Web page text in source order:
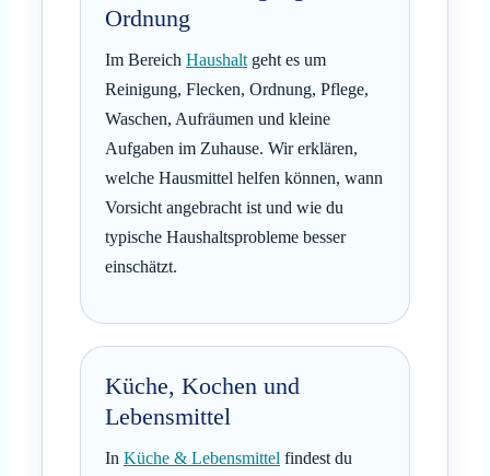
Ordnung
Im Bereich Haushalt geht es um
Reinigung, Flecken, Ordnung, Pflege,
Waschen, Aufräumen und kleine
Aufgaben im Zuhause. Wir erklären,
welche Hausmittel helfen können, wann
Vorsicht angebracht ist und wie du
typische Haushaltsprobleme besser
einschätzt.
Küche, Kochen und
Lebensmittel
In Küche & Lebensmittel findest du